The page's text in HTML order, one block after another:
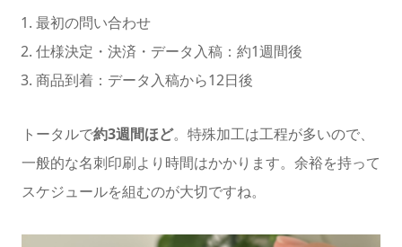
最初の問い合わせ
仕様決定・決済・データ入稿：約1週間後
商品到着：データ入稿から12日後
トータルで約3週間ほど。特殊加工は工程が多いので、
一般的な名刺印刷より時間はかかります。余裕を持って
スケジュールを組むのが大切ですね。